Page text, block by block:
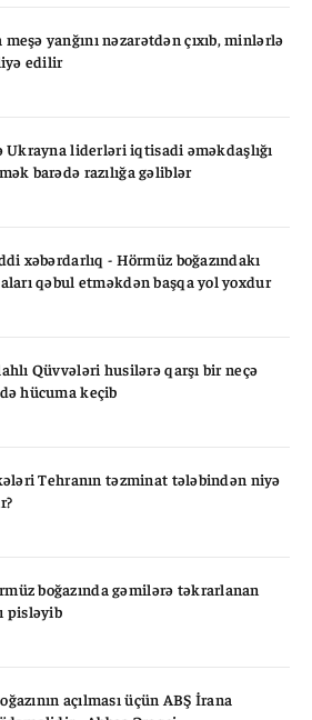
yanğını nəzarətdən çıxıb, minlərlə
edilir
Ukrayna liderləri iqtisadi əməkdaşlığı
barədə razılığa gəliblər
xəbərdarlıq - Hörmüz boğazındakı
qəbul etməkdən başqa yol yoxdur
Qüvvələri husilərə qarşı bir neçə
hücuma keçib
Tehranın təzminat tələbindən niyə
boğazında gəmilərə təkrarlanan
pisləyib
açılması üçün ABŞ İrana